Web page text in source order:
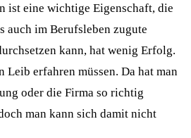
ist eine wichtige Eigenschaft, die
auch im Berufsleben zugute
kann, hat wenig Erfolg.
Leib erfahren müssen. Da hat man
oder die Firma so richtig
man kann sich damit nicht